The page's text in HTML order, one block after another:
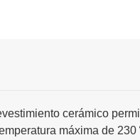
cerámico
máxima de 230